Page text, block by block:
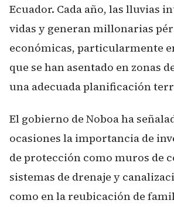
Ecuador. Cada año, las lluvias
vidas y generan millonarias
económicas, particularmente
que se han asentado en zonas
una adecuada planificación
El gobierno de Noboa ha
ocasiones la importancia de
de protección como muros de
sistemas de drenaje y
como en la reubicación de